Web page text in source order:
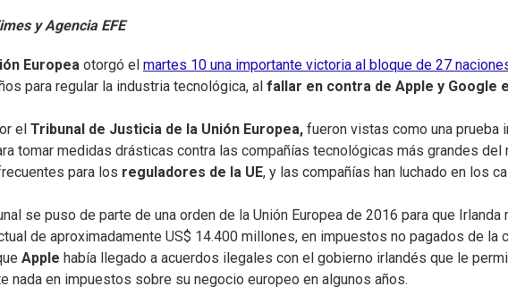
y Agencia EFE
Europea otorgó el martes 10 una importante victoria al bloque de 27
para regular la industria tecnológica, al fallar en contra de Apple y Google
el Tribunal de Justicia de la Unión Europea, fueron vistas como una prueba
tomar medidas drásticas contra las compañías tecnológicas más grandes del
para los reguladores de la UE, y las compañías han luchado en los
se puso de parte de una orden de la Unión Europea de 2016 para que Irlanda
de aproximadamente US$ 14.400 millones, en impuestos no pagados de la
Apple había llegado a acuerdos ilegales con el gobierno irlandés que le
nada en impuestos sobre su negocio europeo en algunos años.